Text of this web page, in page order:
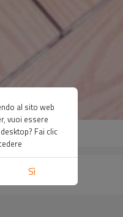
al sito web
vuoi essere
Fai clic
Sì